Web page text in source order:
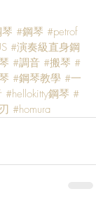
#鋼琴 #petrof
#演奏級直身鋼
#調音 #搬琴 #
#鋼琴教學 #一
#hellokitty鋼琴 #
#homura